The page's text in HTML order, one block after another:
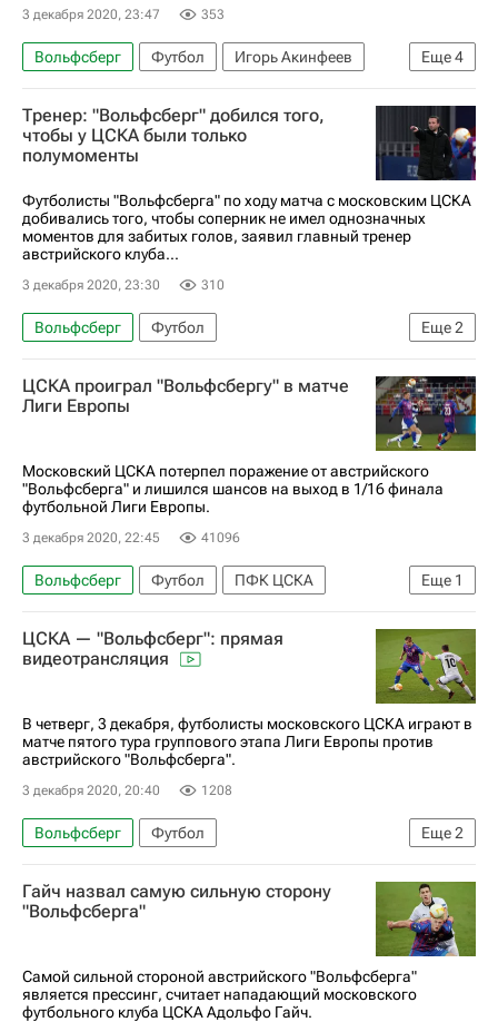
3 декабря 2020, 23:47 353
Еще4
Вольфсберг Футбол
Игорь Акинфеев
Материалы РИА Спорт
Эспаньол
ПФК ЦСКА
Никола Влашич
Тренер: "Вольфсберг" добился того,
чтобы у ЦСКА были только
полумоменты
Футболисты "Вольфсберга" по ходу матча с московским ЦСКА
добивались того, чтобы соперник не имел однозначных
моментов для забитых голов, заявил главный тренер
австрийского клуба...
3 декабря 2020, 23:30 310
Еще2
Вольфсберг
Футбол
Лига Европы УЕФА 2026-2027
ПФК ЦСКА
ЦСКА проиграл "Вольфсбергу" в матче
Лиги Европы
Московский ЦСКА потерпел поражение от австрийского
"Вольфсберга" и лишился шансов на выход в 1/16 финала
футбольной Лиги Европы.
3 декабря 2020, 22:45 41096
Еще 1
Вольфсберг Футбол
ПФК ЦСКА
Лига Европы УЕФА 2026-2027
ЦСКА — "Вольфсберг": прямая
видеотрансляция
В четверг, 3 декабря, футболисты московского ЦСКА играют в
матче пятого тура группового этапа Лиги Европы против
австрийского "Вольфсберга".
3 декабря 2020, 20:40 1208
Еще2
Вольфсберг
Футбол
Лига Европы УЕФА 2026-2027
ПФК ЦСКА
Гайч назвал самую сильную сторону
"Вольфсберга"
Самой сильной стороной австрийского "Вольфсберга"
является прессинг, считает нападающий московского
футбольного клуба ЦСКА Адольфо Гайч.